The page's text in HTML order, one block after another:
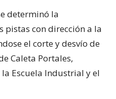
determinó la
pistas con dirección a la
el corte y desvío de
Caleta Portales,
Escuela Industrial y el